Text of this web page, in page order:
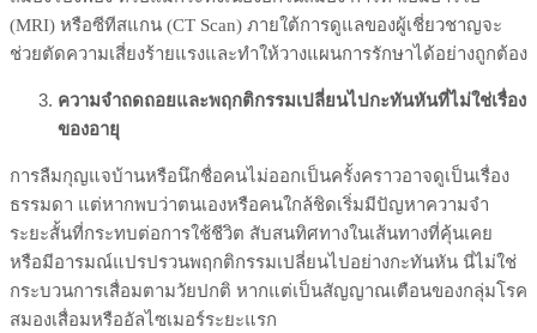
(MRI) หรือซีทีสแกน (CT Scan) ภายใต้การดูแลของผู้เชี่ยวชาญจะ
ช่วยตัดความเสี่ยงร้ายแรงและทำให้วางแผนการรักษาได้อย่างถูกต้อง
ความจำถดถอยและพฤกติกรรมเปลี่ยนไปกะทันหันที่ไม่ใช่เรื่อง
ของอายุ
การลืมกุญแจบ้านหรือนึกชื่อคนไม่ออกเป็นครั้งคราวอาจดูเป็นเรื่อง
ธรรมดา แต่หากพบว่าตนเองหรือคนใกล้ชิดเริ่มมีปัญหาความจำ
ระยะสั้นที่กระทบต่อการใช้ชีวิต สับสนทิศทางในเส้นทางที่คุ้นเคย
หรือมีอารมณ์แปรปรวนพฤกติกรรมเปลี่ยนไปอย่างกะทันหัน นี่ไม่ใช่
กระบวนการเสื่อมตามวัยปกติ หากแต่เป็นสัญญาณเตือนของกลุ่มโรค
สมองเสื่อมหรืออัลไซเมอร์ระยะแรก